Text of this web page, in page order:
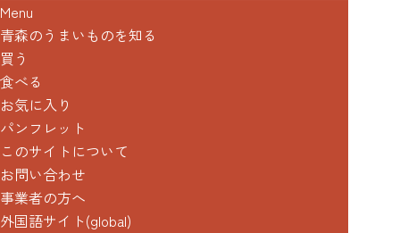
Menu
青森のうまいものを知る
買う
食べる
お気に入り
パンフレット
このサイトについて
お問い合わせ
事業者の方へ
外国語サイト(global)